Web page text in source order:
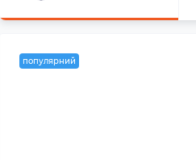
популярний